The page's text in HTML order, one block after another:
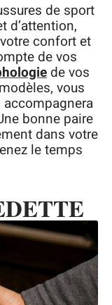
de sport
d’attention,
confort et
de vos
de vos
vous
accompagnera
bonne paire
dans votre
le temps